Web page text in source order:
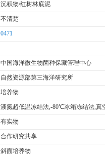
沉积物/红树林底泥
不清楚
0471
中国海洋微生物菌种保藏管理中心
自然资源部第三海洋研究所
培养物
液氮超低温冻结法,-80℃冰箱冻结法,真
有实物
合作研究共享
斜面培养物